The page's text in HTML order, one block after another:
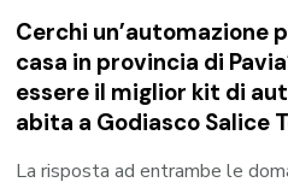
Cerchi un’automazione
casa in provincia di Pavia
essere il miglior kit di
abita a Godiasco Salice
La risposta ad entrambe le